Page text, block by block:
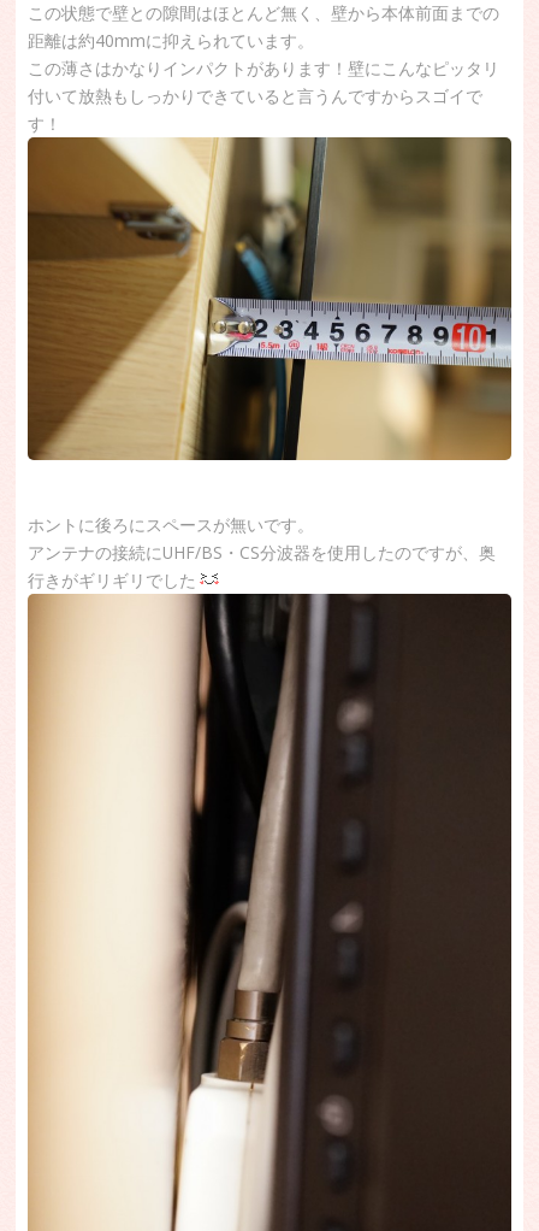
この状態で壁との隙間はほとんど無く、壁から本体前面までの
距離は約40mmに抑えられています。
この薄さはかなりインパクトがあります！壁にこんなピッタリ
付いて放熱もしっかりできていると言うんですからスゴイで
す！
ホントに後ろにスペースが無いです。
アンテナの接続にUHF/BS・CS分波器を使用したのですが、奥
行きがギリギリでした